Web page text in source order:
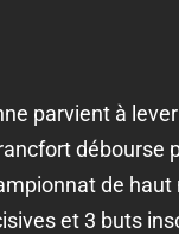
parvient à
débourse
de
et 3 buts